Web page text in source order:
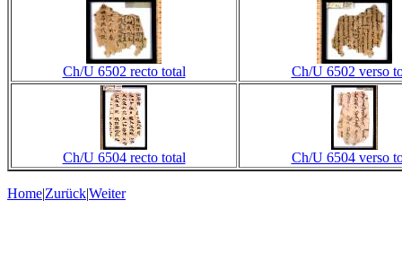
Ch/U 6502 recto total Ch/U 6502 verso
Ch/U 6504 recto total Ch/U 6504 verso
Home|Zurück|Weiter